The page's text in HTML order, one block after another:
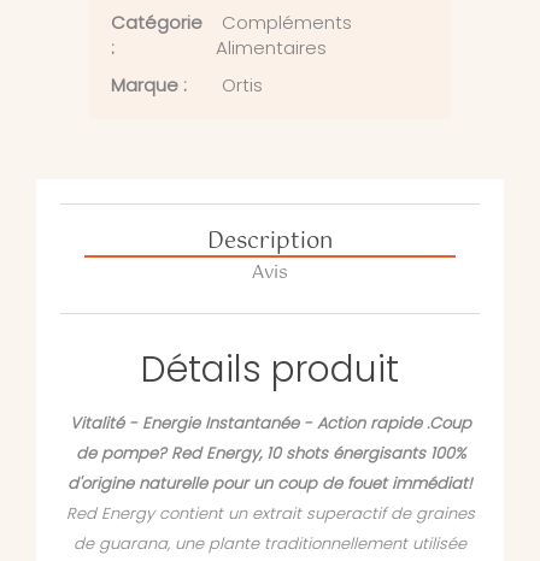
Catégorie
:
Compléments
Alimentaires
Marque :
Ortis
Description
Avis
Détails produit
Vitalité - Energie Instantanée - Action rapide .Coup
de pompe? Red Energy, 10 shots énergisants 100%
d'origine naturelle pour un coup de fouet immédiat!
Red Energy contient un extrait superactif de graines
de guarana, une plante traditionnellement utilisée